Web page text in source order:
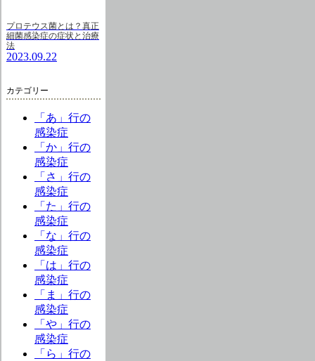
プロテウス菌とは？真正
細菌感染症の症状と治療
法
2023.09.22
カテゴリー
「あ」行の
感染症
「か」行の
感染症
「さ」行の
感染症
「た」行の
感染症
「な」行の
感染症
「は」行の
感染症
「ま」行の
感染症
「や」行の
感染症
「ら」行の